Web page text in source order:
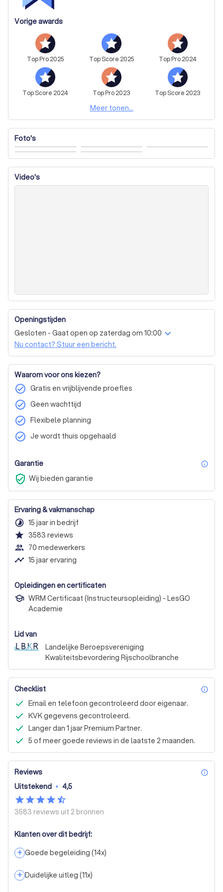
Vorige awards
TopPro2025 TopScore 2025 TopPro2024
TopScore 2024 TopPro2023 TopScore 2023
Meer tonen...
Foto's
Video's
Openingstijden
Gesloten - Gaat open op zaterdag om 10:00
Nu contact? Stuur een bericht.
Waarom voor ons kiezen?
check_circle Gratis en vrijblijvende proefles
check_circle Geen wachttijd
check_circle Flexibele planning
check_circle Je wordt thuis opgehaald
Garantie
verified_user Wij bieden garantie
Ervaring & vakmanschap
timelapse 15 jaar in bedrijf
star 3583 reviews
people_outline 70 medewerkers
timeline 15 jaar ervaring
Opleidingen en certificaten
WRM Certificaat (Instructeursopleiding) - LesGO
Academie
Lid van
Landelijke Beroepsvereniging
Kwaliteitsbevordering Rijschoolbranche
Checklist
Email en telefoon gecontroleerd door eigenaar.
KVK gegevens gecontroleerd.
Langer dan 1 jaar Premium Partner.
5 of meer goede reviews in de laatste 2 maanden.
Reviews
Uitstekend • 4,5
3583 reviews uit 2 bronnen
Klanten over dit bedrijf:
+ Goede begeleiding (14x)
+ Duidelijke uitleg (11x)